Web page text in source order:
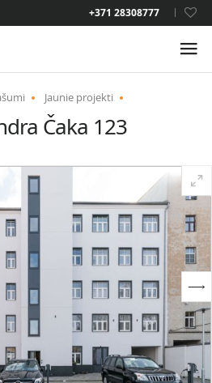
+371 28308777
LAT
ENG
Jaunie projekti
Čaka 123